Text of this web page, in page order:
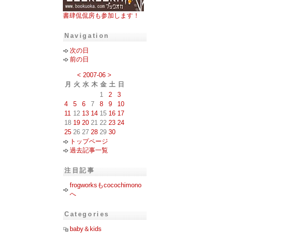
書肆侃侃房も参加します！
Navigation
次の日
前の日
< 2007-06 >
月
火 水 木 金 土 日
1
2
3
4
5 6 7 8 9
10
11 12 13 14 15 16 17
18 19 20 21 22 23 24
25 26 27 28 29 30
トップページ
過去記事一覧
注目記事
frogworksもcocochimono
へ
Categories
baby＆kids